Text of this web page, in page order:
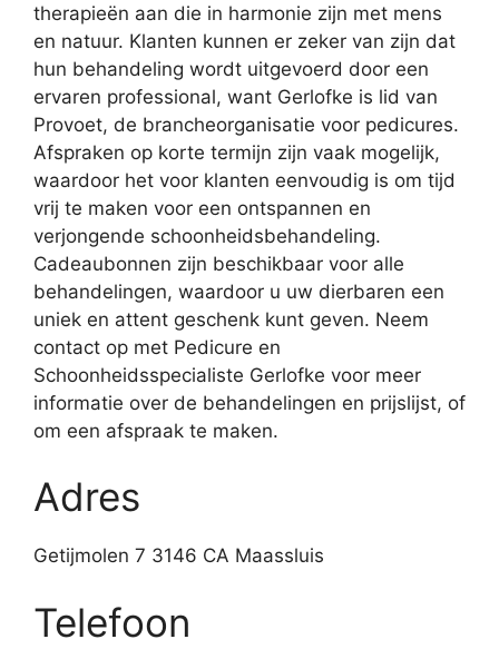
therapieën aan die in harmonie zijn met mens
en natuur. Klanten kunnen er zeker van zijn dat
hun behandeling wordt uitgevoerd door een
ervaren professional, want Gerlofke is lid van
Provoet, de brancheorganisatie voor pedicures.
Afspraken op korte termijn zijn vaak mogelijk,
waardoor het voor klanten eenvoudig is om tijd
vrij te maken voor een ontspannen en
verjongende schoonheidsbehandeling.
Cadeaubonnen zijn beschikbaar voor alle
behandelingen, waardoor u uw dierbaren een
uniek en attent geschenk kunt geven. Neem
contact op met Pedicure en
Schoonheidsspecialiste Gerlofke voor meer
informatie over de behandelingen en prijslijst, of
om een afspraak te maken.
Adres
Getijmolen 7 3146 CA Maassluis
Telefoon